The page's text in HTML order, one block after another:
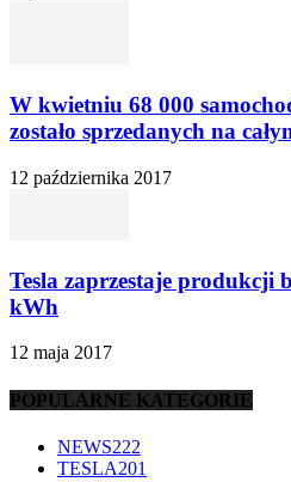
W kwietniu 68 000
zostało sprzedanych na
12 października 2017
Tesla zaprzestaje produkcji
kWh
12 maja 2017
POPULARNE KATEGORIE
NEWS222
TESLA201